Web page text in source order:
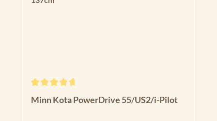
Minn Kota PowerDrive 55/US2/i-Pilot